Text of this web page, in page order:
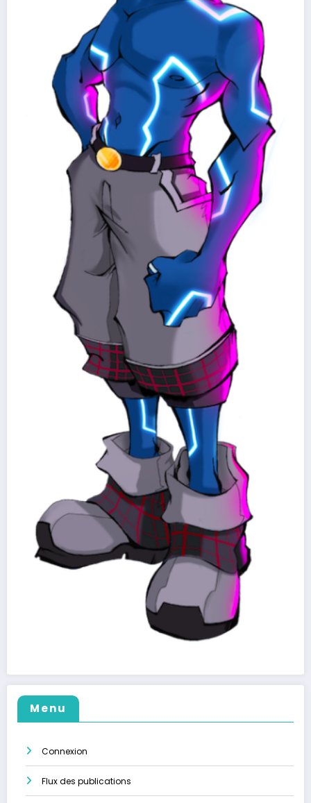
Menu
Connexion
Flux des publications